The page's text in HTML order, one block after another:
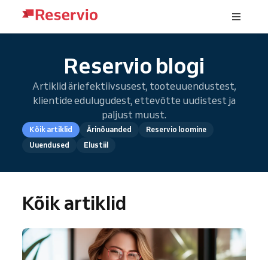
Reservio blogi
Artiklid äriefektiivsusest, tooteuuendustest,
klientide edulugudest, ettevõtte uudistest ja
paljust muust.
Kõik artiklid Ärinõuanded
Reservio loomine
Uuendused
Elustiil
Kõik artiklid